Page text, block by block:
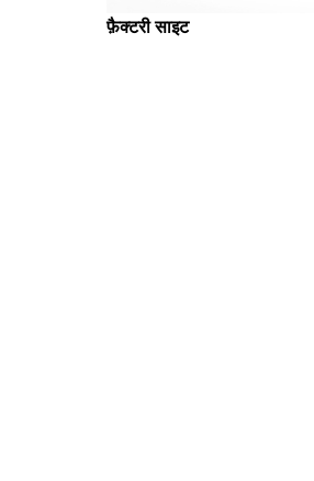
फ़ैक्टरी साइट